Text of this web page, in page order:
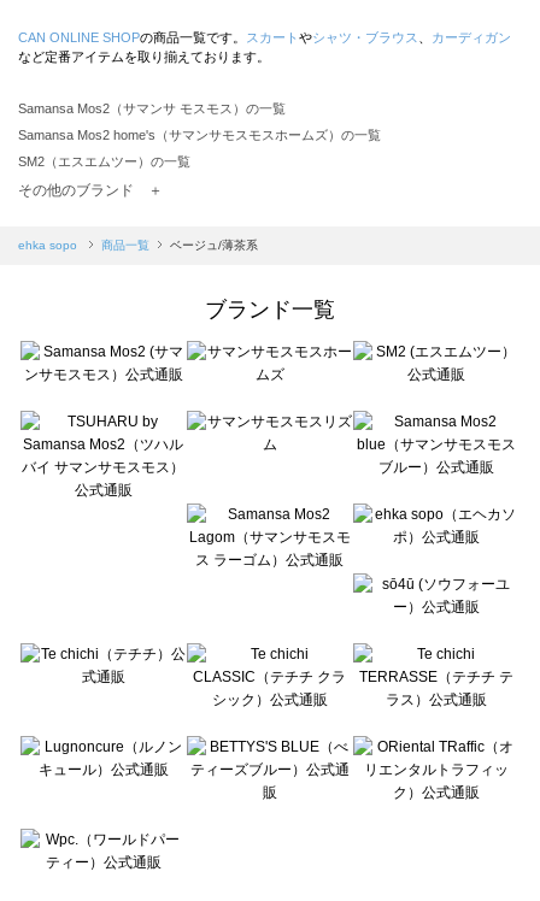
CAN ONLINE SHOPの商品一覧です。 スカート やシャツ・ブラウス
カーディガン
など定番アイテムを取り揃えております。
Samansa Mos2（サマンサ モスモス）の一覧
Samansa Mos2 home's（サマンサモスモスホームズ）の一覧
SM2（エスエムツー）の一覧
TSUHARU by Samansa Mos2（ツハルバイサマンサモスモス）の一覧
Samansa Mos2 blue（サマンサモスモス ブルー）の一覧
Te chichi（テチチ）の一覧
Te chichi CLASSIC（テチチ クラシック）の一覧
Lugnoncure（ルノンキュール）の一覧
BETTY'S BLUE（べティーズブルー）の一覧
Wpc.（ワールドパーティー）の一覧
その他のブランド ＋
ehka sopo 商品一覧 ベージュ/薄茶系
ブランド一覧